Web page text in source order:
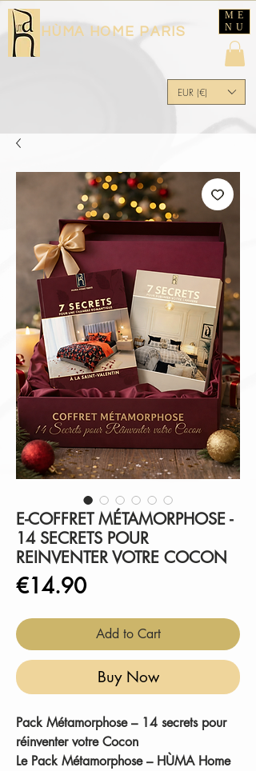
EUR (€)
ME
NU
HÙMA HOME PARIS
E-COFFRET MÉTAMORPHOSE -
14 SECRETS POUR
REINVENTER VOTRE COCON
€14.90Price
Add to Cart
Buy Now
Pack Métamorphose – 14 secrets pour
réinventer votre Cocon
Le Pack Métamorphose – HÙMA Home